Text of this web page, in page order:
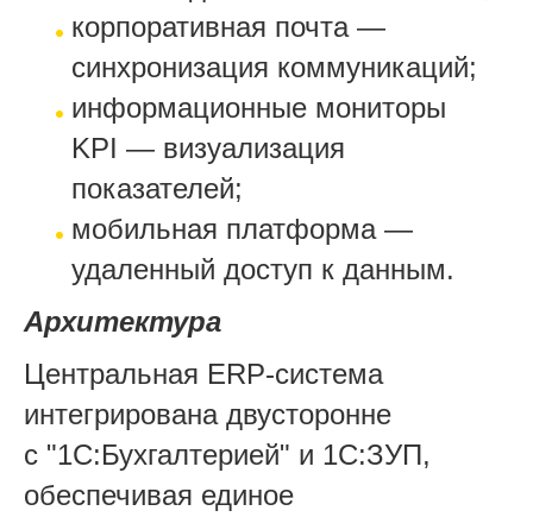
корпоративная почта —
синхронизация коммуникаций;
информационные мониторы
KPI — визуализация
показателей;
мобильная платформа —
удаленный доступ к данным.
Архитектура
Центральная ERP-система
интегрирована двусторонне
с "1С:Бухгалтерией" и 1С:ЗУП,
обеспечивая единое